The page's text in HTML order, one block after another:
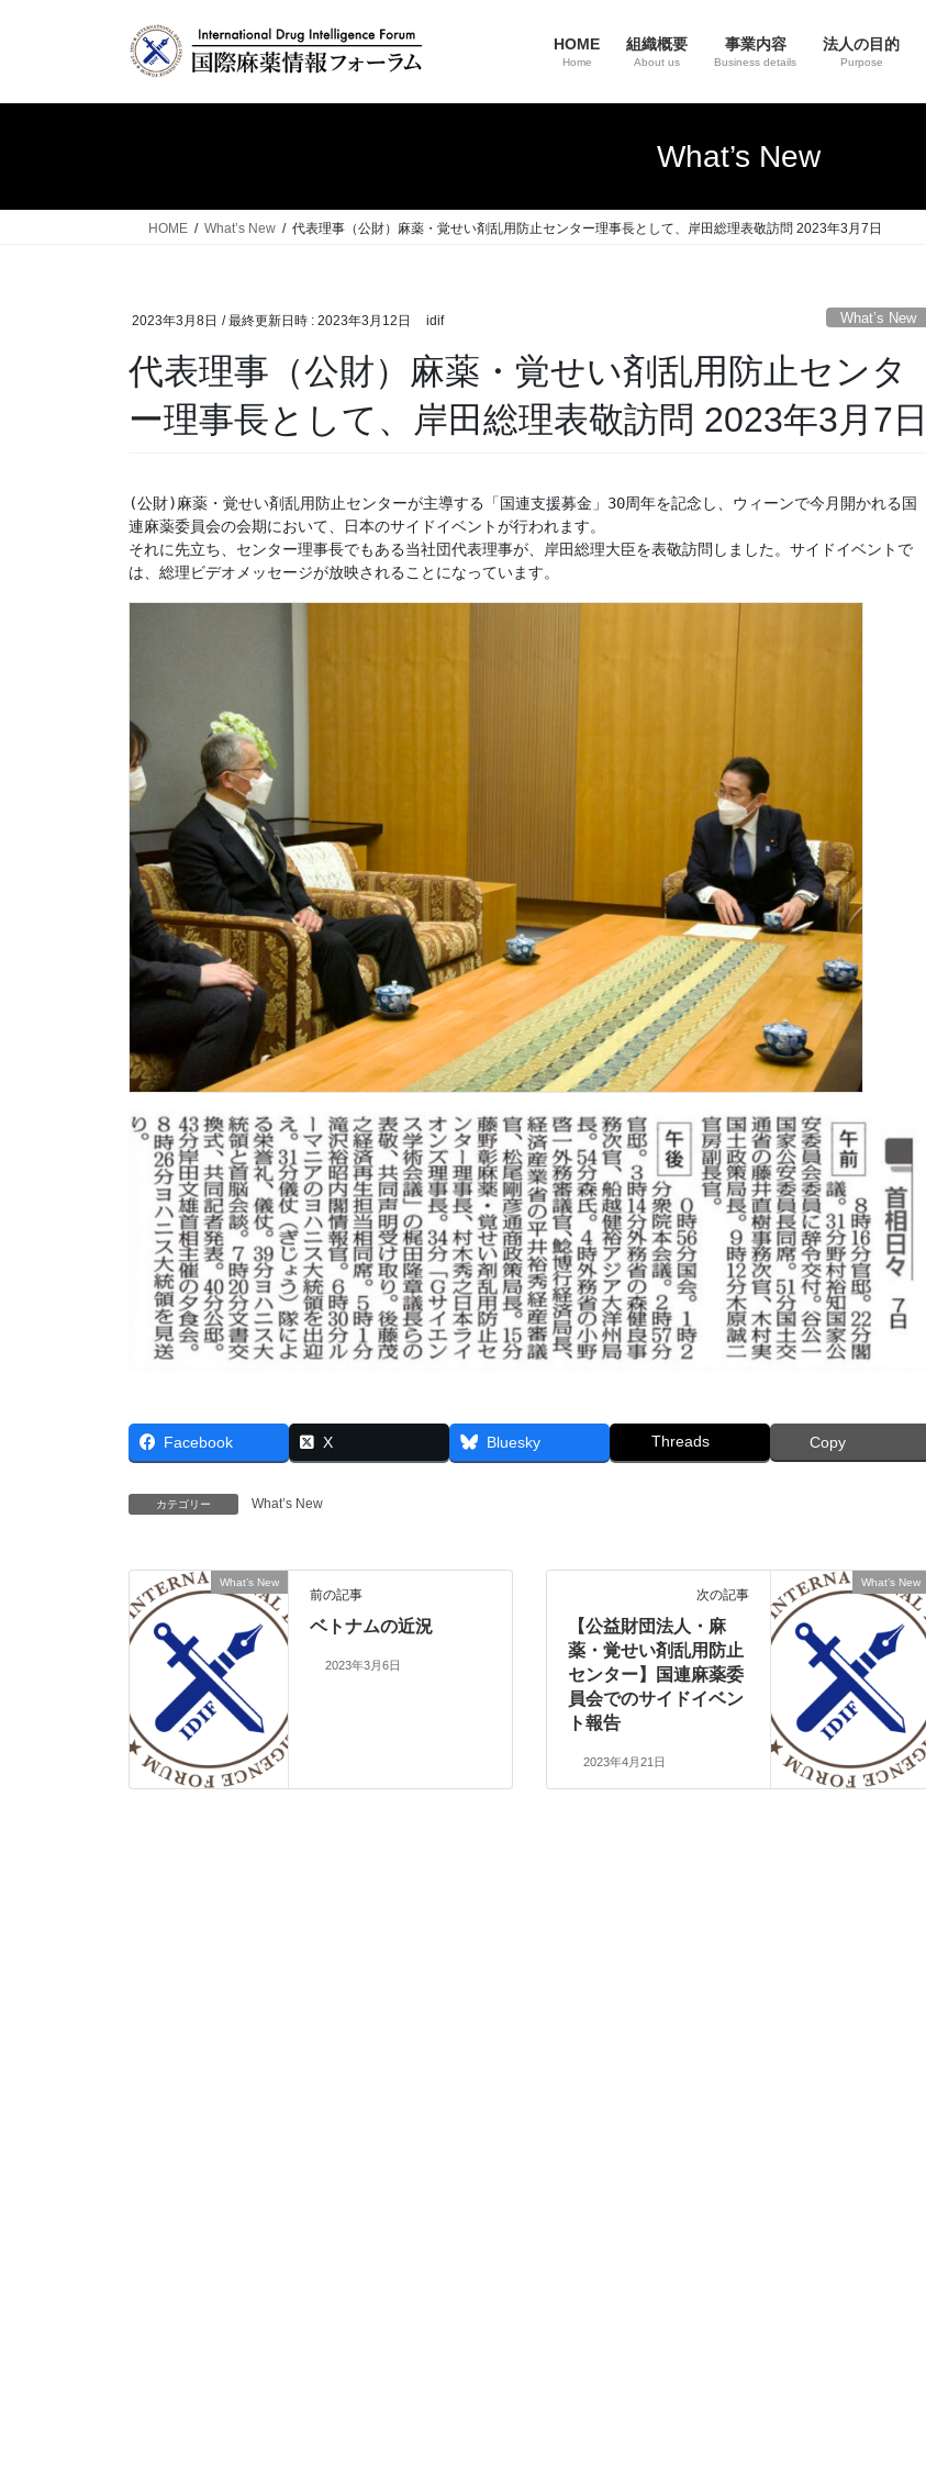
HOME
Home
組織概要
About us
事業内容
Business details
法人の目的
Purpose
What’s New
HOME What’s New 代表理事（公財）麻薬・覚せい剤乱用防止センター理事長として、岸田総理表敬訪問 2023年3月7日
2023年3月8日 / 最終更新日時 : 2023年3月12日 idif What’s New
代表理事（公財）麻薬・覚せい剤乱用防止センタ
ー理事長として、岸田総理表敬訪問 2023年3月7日
(公財)麻薬・覚せい剤乱用防止センターが主導する「国連支援募金」30周年を記念し、ウィーンで今月開かれる国
連麻薬委員会の会期において、日本のサイドイベントが行われます。
それに先立ち、センター理事長でもある当社団代表理事が、岸田総理大臣を表敬訪問しました。サイドイベントで
は、総理ビデオメッセージが放映されることになっています。
Facebook X Bluesky Threads Copy
カテゴリー What’s New
What’s New
前の記事
ベトナムの近況
2023年3月6日
What’s New
次の記事
【公益財団法人・麻
薬・覚せい剤乱用防止
センター】国連麻薬委
員会でのサイドイベン
ト報告
2023年4月21日